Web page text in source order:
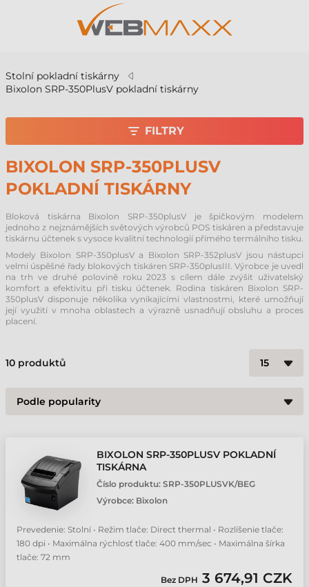
Stolní pokladní tiskárny
Bixolon SRP-350PlusV pokladní tiskárny
BIXOLON SRP-350PLUSV
POKLADNÍ TISKÁRNY
Bloková tiskárna Bixolon SRP-350plusV je špičkovým modelem
jednoho z nejznámějších světových výrobců POS tiskáren a představuje
tiskárnu účtenek s vysoce kvalitní technologií přímého termálního tisku.
Modely Bixolon SRP-350plusV a Bixolon SRP-352plusV jsou nástupci
velmi úspěšné řady blokových tiskáren SRP-350plusIII. Výrobce je uvedl
na trh ve druhé polovině roku 2023 s cílem dále zvýšit uživatelský
komfort a efektivitu při tisku účtenek. Rodina tiskáren Bixolon SRP-
350plusV disponuje několika vynikajícími vlastnostmi, které umožňují
její využití v mnoha oblastech a výrazně usnadňují obsluhu a proces
placení.
10 produktů
BIXOLON SRP-350PLUSV POKLADNÍ
TISKÁRNA
Číslo produktu: SRP-350PLUSVK/BEG
Výrobce: Bixolon
Prevedenie: Stolní • Režim tlače: Direct thermal • Rozlíšenie tlače:
180 dpi • Maximálna rýchlosť tlače: 400 mm/sec • Maximálna šírka
tlače: 72 mm
Bez DPH 3 674,91 CZK
FILTRY